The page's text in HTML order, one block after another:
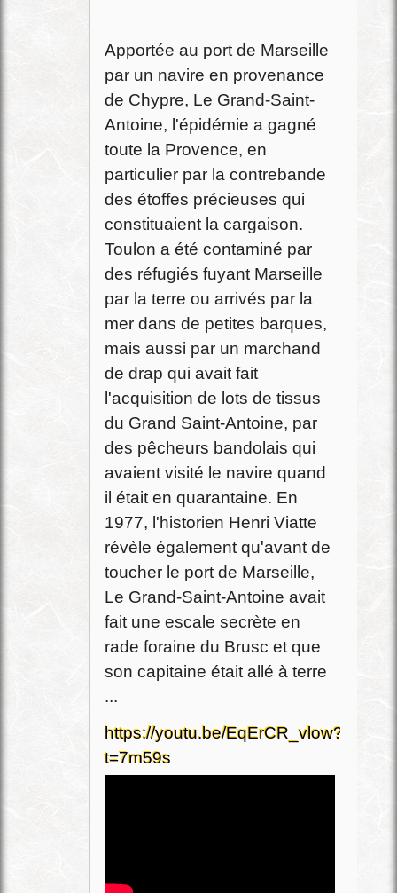
Apportée au port de Marseille
par un navire en provenance
de Chypre, Le Grand-Saint-
Antoine, l'épidémie a gagné
toute la Provence, en
particulier par la contrebande
des étoffes précieuses qui
constituaient la cargaison.
Toulon a été contaminé par
des réfugiés fuyant Marseille
par la terre ou arrivés par la
mer dans de petites barques,
mais aussi par un marchand
de drap qui avait fait
l'acquisition de lots de tissus
du Grand Saint-Antoine, par
des pêcheurs bandolais qui
avaient visité le navire quand
il était en quarantaine. En
1977, l'historien Henri Viatte
révèle également qu'avant de
toucher le port de Marseille,
Le Grand-Saint-Antoine avait
fait une escale secrète en
rade foraine du Brusc et que
son capitaine était allé à terre
...
https://youtu.be/EqErCR_vlow?
t=7m59s